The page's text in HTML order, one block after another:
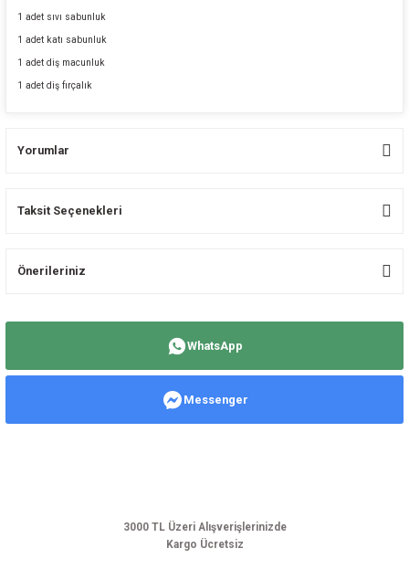
1 adet sıvı sabunluk
1 adet katı sabunluk
1 adet diş macunluk
1 adet diş fırçalık
Yorumlar
Taksit Seçenekleri
Önerileriniz
Ürün resmi kalitesiz, bozuk veya görüntülenemiyor.
WhatsApp
Messenger
3000 TL Üzeri Alışverişlerinizde
Kargo Ücretsiz